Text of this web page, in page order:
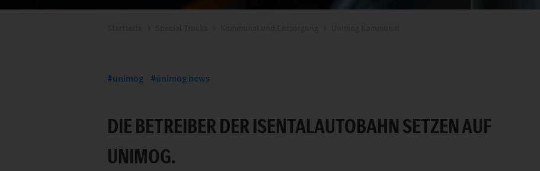
unimog unimog news
DIE BETREIBER DER ISENTALAUTOBAHN SETZEN AUF
UNIMOG.